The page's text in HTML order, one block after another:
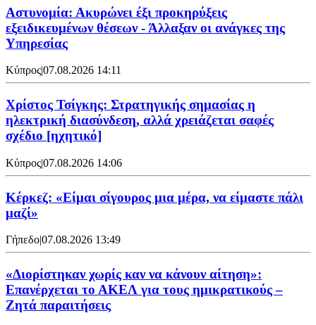
Αστυνομία: Ακυρώνει έξι προκηρύξεις
εξειδικευμένων θέσεων - Άλλαξαν οι ανάγκες της
Υπηρεσίας
Κύπρος07.08.2026 14:11
Χρίστος Τσίγκης: Στρατηγικής σημασίας η
ηλεκτρική διασύνδεση, αλλά χρειάζεται σαφές
σχέδιο [ηχητικό]
Κύπρος|07.08.2026 14:06
Κέρκεζ: «Είμαι σίγουρος μια μέρα, να είμαστε πάλι
μαζί»
Γήπεδο|07.08.2026 13:49
«Διορίστηκαν χωρίς καν να κάνουν αίτηση»:
Επανέρχεται το ΑΚΕΛ για τους ημικρατικούς –
Ζητά παραιτήσεις